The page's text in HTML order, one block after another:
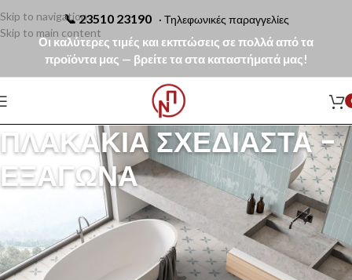
📞23510 23190 · Τηλεφωνικές παραγγελίες
Οι καλύτερες τιμές και εκπτώσεις σε πολλά από τα
προϊόντα μας — βρείτε τα στα καταστήματά μας!
Skip to navigation
Skip to main content
ΠΛΑΚΆΚΙΑ ΣΧΕΔΙΑΣΤΆ -
ΕΞΆΓΩΝΑ
Τα σχεδιαστά και εξάγωνα πλακάκια αποτελούν μία από τις πιο
εντυπωσιακές και σύγχρονες επιλογές για όσους επιθυμούν έναν χώρο
με χαρακτήρα και έντονο αισθητικό ενδιαφέρον. Με υδραυλικό στυλ, ματ
επιφάνειες και μοναδικά μοτίβα, προσφέρουν ένα αποτέλεσμα που
συνδυάζει αρμονικά το γεωμετρικό σχήμα με τον πλούτο του